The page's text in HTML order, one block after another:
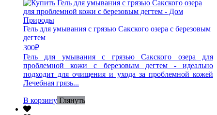
Гель для умывания с грязью Сакского озера с березовым
дегтем
300₽
Гель для умывания с грязью Сакского озера для
проблемной кожи с березовым дегтем - идеально
подходит для очищения и ухода за проблемной кожей
Лечебная грязь...
В корзину Глянуть